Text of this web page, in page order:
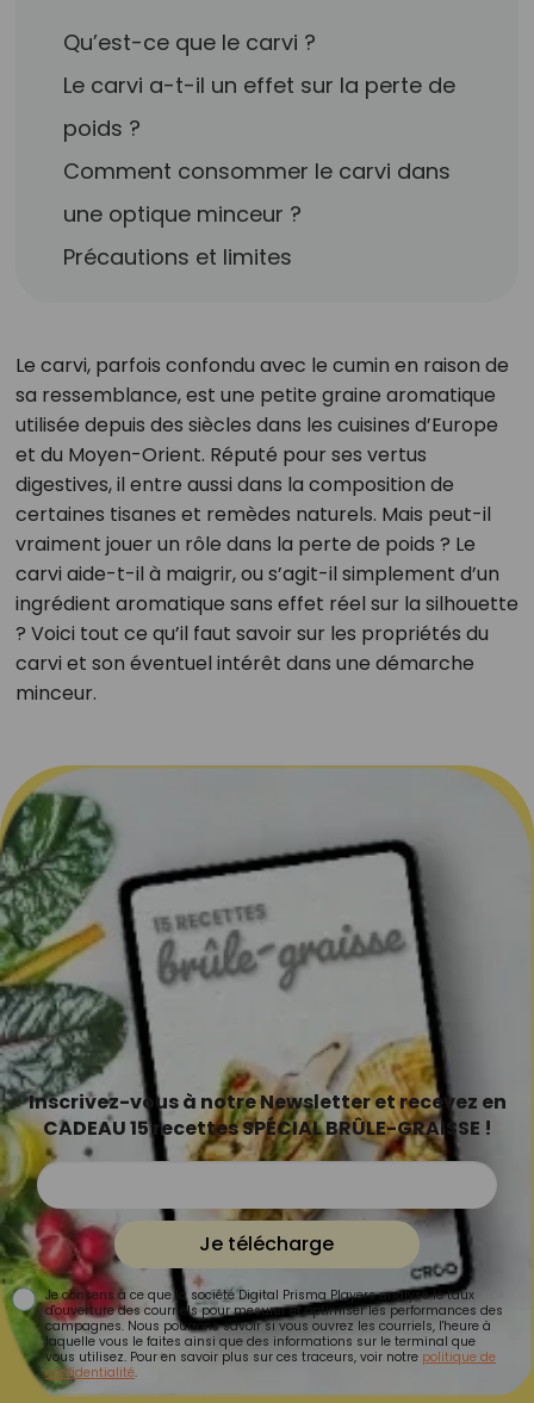
Qu’est-ce que le carvi ?
Le carvi a-t-il un effet sur la perte de
poids ?
Comment consommer le carvi dans
une optique minceur ?
Précautions et limites
Le carvi, parfois confondu avec le cumin en raison de
sa ressemblance, est une petite graine aromatique
utilisée depuis des siècles dans les cuisines d’Europe
et du Moyen-Orient. Réputé pour ses vertus
digestives, il entre aussi dans la composition de
certaines tisanes et remèdes naturels. Mais peut-il
vraiment jouer un rôle dans la perte de poids ? Le
carvi aide-t-il à maigrir, ou s’agit-il simplement d’un
ingrédient aromatique sans effet réel sur la silhouette
? Voici tout ce qu’il faut savoir sur les propriétés du
carvi et son éventuel intérêt dans une démarche
minceur.
Inscrivez-vous à notre Newsletter et recevez en
CADEAU 15 recettes SPÉCIAL BRÛLE-GRAISSE !
Je télécharge
Je consens à ce que la société Digital Prisma Players analyse le taux
d'ouverture des courriels pour mesurer et optimiser les performances des
campagnes. Nous pourrons savoir si vous ouvrez les courriels, l'heure à
laquelle vous le faites ainsi que des informations sur le terminal que
vous utilisez. Pour en savoir plus sur ces traceurs, voir notre politique de
confidentialité.